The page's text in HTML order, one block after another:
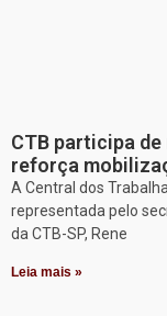
CTB participa
reforça
A Central dos
representada pelo
da CTB-SP, Rene
Leia mais »